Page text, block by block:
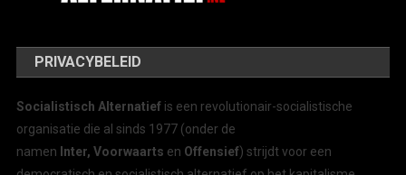
PRIVACYBELEID
Socialistisch Alternatief is een revolutionair-socialistische
organisatie die al sinds 1977 (onder de
namen Inter, Voorwaarts en Offensief) strijdt voor een